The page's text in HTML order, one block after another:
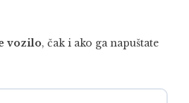
vozilo, čak i ako ga napuštate